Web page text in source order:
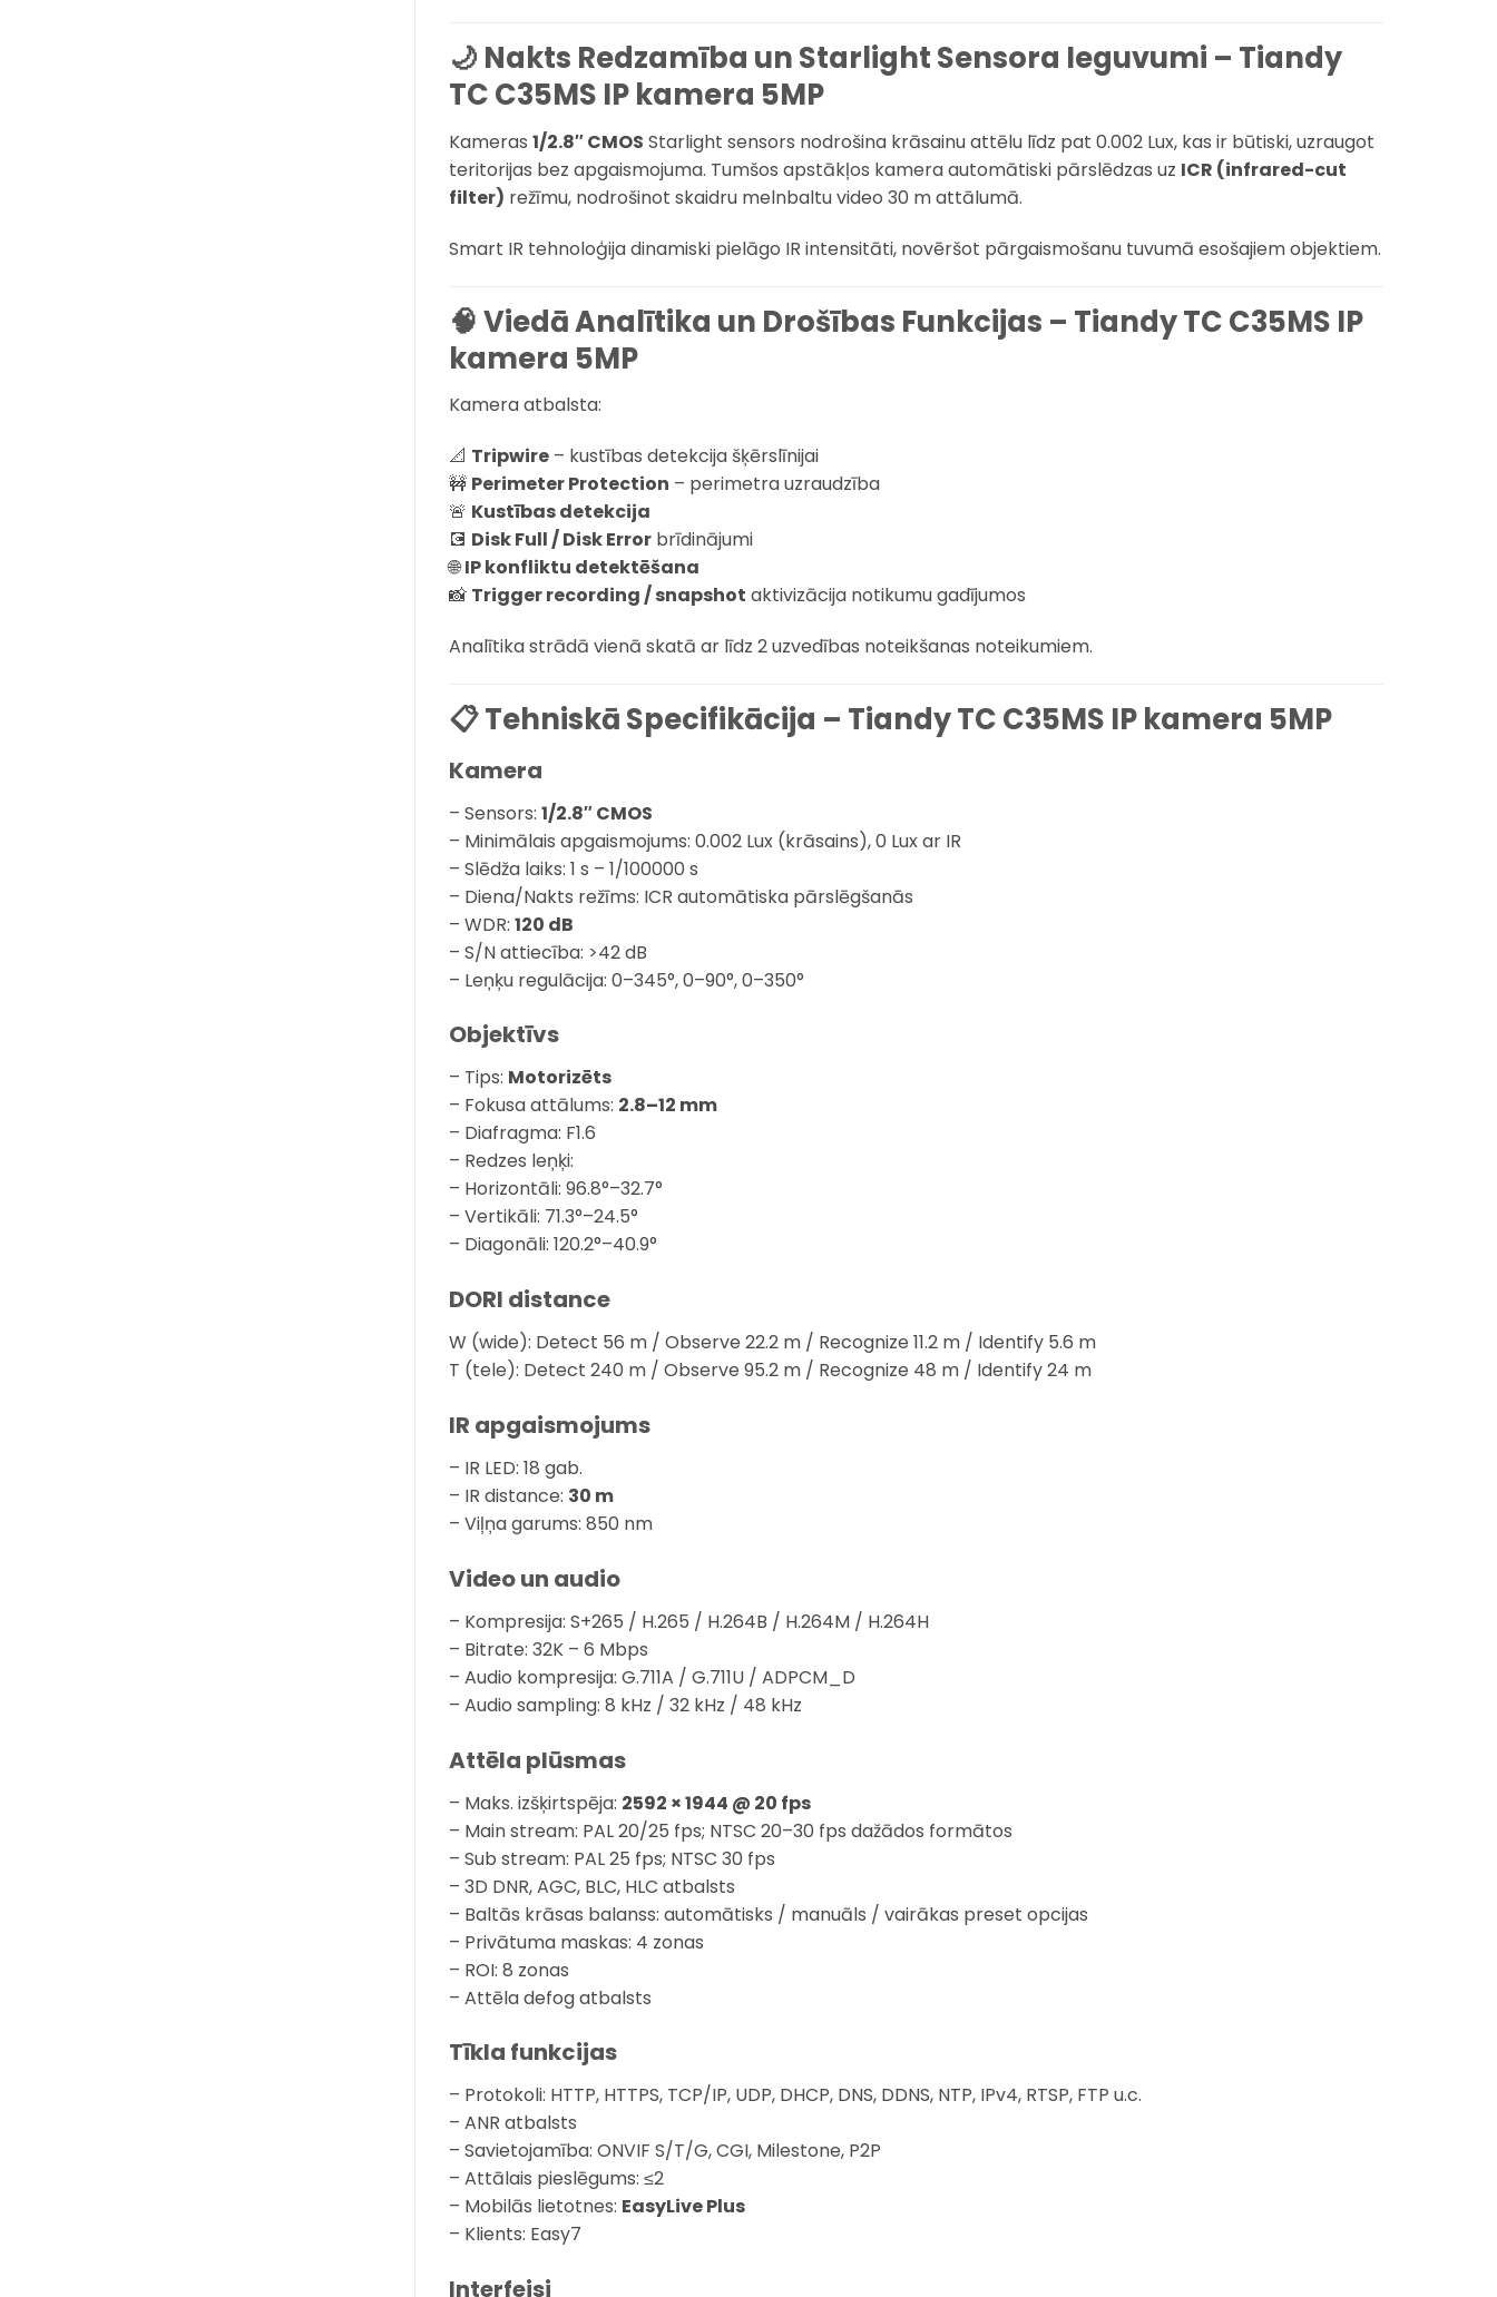
🌙 Nakts Redzamība un Starlight Sensora Ieguvumi – Tiandy
TC C35MS IP kamera 5MP
Kameras 1/2.8″ CMOS Starlight sensors nodrošina krāsainu attēlu līdz pat 0.002 Lux, kas ir būtiski, uzraugot
teritorijas bez apgaismojuma. Tumšos apstākļos kamera automātiski pārslēdzas uz ICR (infrared-cut
filter) režīmu, nodrošinot skaidru melnbaltu video 30 m attālumā.
Smart IR tehnoloģija dinamiski pielāgo IR intensitāti, novēršot pārgaismošanu tuvumā esošajiem objektiem.
🧠 Viedā Analītika un Drošības Funkcijas – Tiandy TC C35MS IP
kamera 5MP
Kamera atbalsta:
📐 Tripwire – kustības detekcija šķērslīnijai
🚧 Perimeter Protection – perimetra uzraudzība
🚨 Kustības detekcija
💽 Disk Full / Disk Error brīdinājumi
🌐IP konfliktu detektēšana
📸 Trigger recording / snapshot aktivizācija notikumu gadījumos
Analītika strādā vienā skatā ar līdz 2 uzvedības noteikšanas noteikumiem.
📋 Tehniskā Specifikācija – Tiandy TC C35MS IP kamera 5MP
Kamera
– Sensors: 1/2.8″ CMOS
– Minimālais apgaismojums: 0.002 Lux (krāsains), 0 Lux ar IR
– Slēdža laiks: 1 s – 1/100000 s
– Diena/Nakts režīms: ICR automātiska pārslēgšanās
– WDR: 120 dB
– S/N attiecība: >42 dB
– Leņķu regulācija: 0–345°, 0–90°, 0–350°
Objektīvs
– Tips: Motorizēts
– Fokusa attālums: 2.8–12 mm
– Diafragma: F1.6
– Redzes leņķi:
– Horizontāli: 96.8°–32.7°
– Vertikāli: 71.3°–24.5°
– Diagonāli: 120.2°–40.9°
DORI distance
W (wide): Detect 56 m / Observe 22.2 m / Recognize 11.2 m / Identify 5.6 m
T (tele): Detect 240 m / Observe 95.2 m / Recognize 48 m / Identify 24 m
IR apgaismojums
– IR LED: 18 gab.
– IR distance: 30 m
– Viļņa garums: 850 nm
Video un audio
– Kompresija: S+265 / H.265 / H.264B / H.264M / H.264H
– Bitrate: 32K – 6 Mbps
– Audio kompresija: G.711A / G.711U / ADPCM_D
– Audio sampling: 8 kHz / 32 kHz / 48 kHz
Attēla plūsmas
– Maks. izšķirtspēja: 2592 × 1944 @ 20 fps
– Main stream: PAL 20/25 fps; NTSC 20–30 fps dažādos formātos
– Sub stream: PAL 25 fps; NTSC 30 fps
– 3D DNR, AGC, BLC, HLC atbalsts
– Baltās krāsas balanss: automātisks / manuāls / vairākas preset opcijas
– Privātuma maskas: 4 zonas
– ROI: 8 zonas
– Attēla defog atbalsts
Tīkla funkcijas
– Protokoli: HTTP, HTTPS, TCP/IP, UDP, DHCP, DNS, DDNS, NTP, IPv4, RTSP, FTP u.c.
– ANR atbalsts
– Savietojamība: ONVIF S/T/G, CGI, Milestone, P2P
– Attālais pieslēgums: ≤2
– Mobilās lietotnes: EasyLive Plus
– Klients: Easy7
Interfeisi